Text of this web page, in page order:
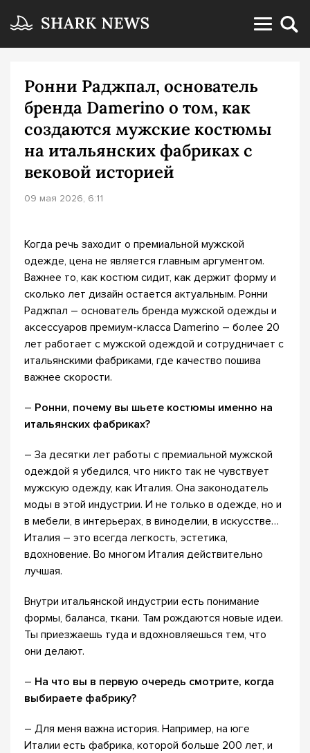
Ронни Раджпал, основатель
бренда Damerino о том, как
создаются мужские костюмы
на итальянских фабриках с
вековой историей
09 мая 2026, 6:11
Когда речь заходит о премиальной мужской
одежде, цена не является главным аргументом.
Важнее то, как костюм сидит, как держит форму и
сколько лет дизайн остается актуальным. Ронни
Раджпал – основатель бренда мужской одежды и
аксессуаров премиум-класса Damerino – более 20
лет работает с мужской одеждой и сотрудничает с
итальянскими фабриками, где качество пошива
важнее скорости.
– Ронни, почему вы шьете костюмы именно на
итальянских фабриках?
– За десятки лет работы с премиальной мужской
одеждой я убедился, что никто так не чувствует
мужскую одежду, как Италия. Она законодатель
моды в этой индустрии. И не только в одежде, но и
в мебели, в интерьерах, в виноделии, в искусстве…
Италия – это всегда легкость, эстетика,
вдохновение. Во многом Италия действительно
лучшая.
Внутри итальянской индустрии есть понимание
формы, баланса, ткани. Там рождаются новые идеи.
Ты приезжаешь туда и вдохновляешься тем, что
они делают.
– На что вы в первую очередь смотрите, когда
выбираете фабрику?
– Для меня важна история. Например, на юге
Италии есть фабрика, которой больше 200 лет, и